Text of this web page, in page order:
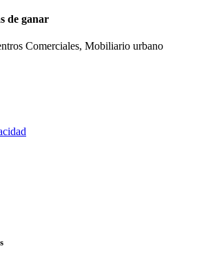
de ganar
Comerciales, Mobiliario urbano